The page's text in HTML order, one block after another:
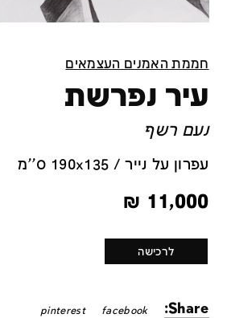
חממת האמנים העצמאים
עיר נפרשת
נעם רשף
עפרון על נייר / 190x135 ס''מ
11,000
₪
לרכישה
Share:
facebook
pinterest